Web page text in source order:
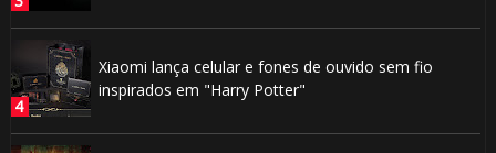
Xiaomi lança celular e fones de ouvido sem fio
inspirados em "Harry Potter"